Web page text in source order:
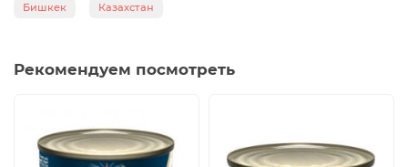
Бишкек Казахстан
Рекомендуем посмотреть